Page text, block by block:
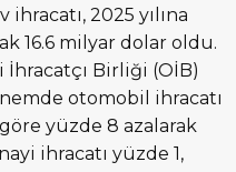
2025 yılına
16.6 milyar dolar oldu.
Birliği (OİB)
otomobil ihracatı
yüzde 8 azalarak
ihracatı yüzde 1,